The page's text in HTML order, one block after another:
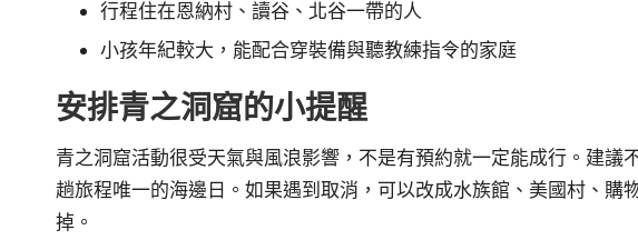
行程住在恩納村、讀谷、北谷一帶的人
小孩年紀較大，能配合穿裝備與聽教練指令的家庭
安排青之洞窟的小提醒
青之洞窟活動很受天氣與風浪影響，不是有預約就一定能成行。建議
趟旅程唯一的海邊日。如果遇到取消，可以改成水族館、美國村、購
掉。